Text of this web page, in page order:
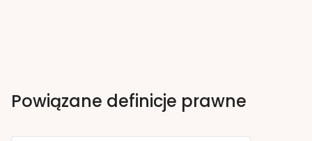
Powiązane definicje prawne